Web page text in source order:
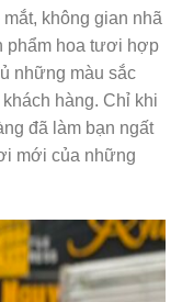
không gian nhã
phẩm hoa tươi hợp
những màu sắc
hàng. Chỉ khi
đã làm bạn ngất
mới của những